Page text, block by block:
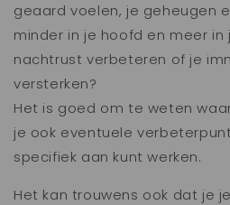
geaard voelen, je geheugen
minder in je hoofd en meer in
nachtrust verbeteren of je
versterken?
Het is goed om te weten
je ook eventuele
specifiek aan kunt werken.
Het kan trouwens ook dat je